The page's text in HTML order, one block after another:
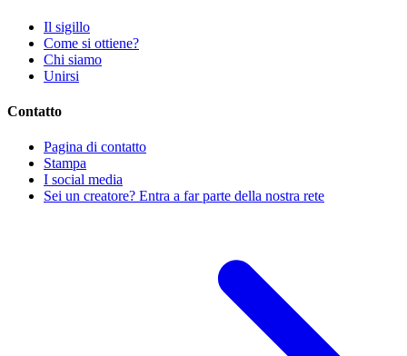
Il sigillo
Come si ottiene?
Chi siamo
Unirsi
Contatto
Pagina di contatto
Stampa
I social media
Sei un creatore? Entra a far parte della nostra rete